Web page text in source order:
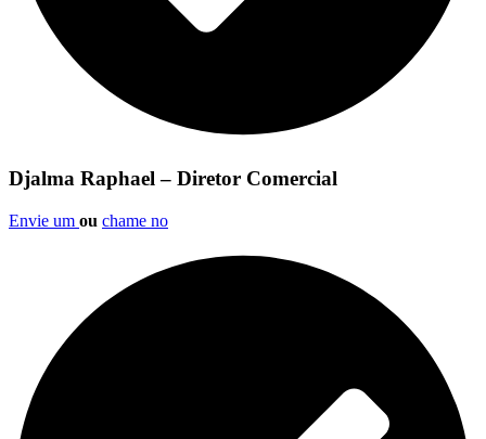
Djalma Raphael – Diretor Comercial
Envie um ou chame no